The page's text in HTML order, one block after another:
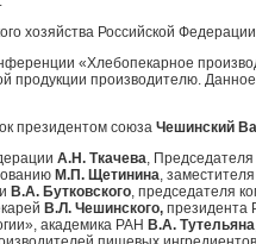
хозяйства Российской
«Хлебопекарное
продукции производителю.
президентом союза Чешинский
А.Н. Ткачева,
М.П. Щетинина,
В.А. Бутковского, председателя
В.Л. Чешинского, президента
академика РАН В.А. Тутельяна